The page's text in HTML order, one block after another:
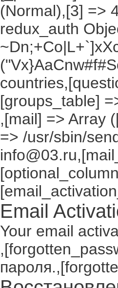
(Normal),[3] =>
redux_auth
[groups_table]
,[mail] => Array
=> /usr/sbin/
Email
Your email